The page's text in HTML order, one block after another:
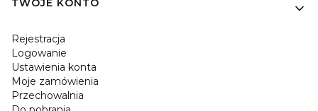
TWOJE KONTO
Rejestracja
Logowanie
Ustawienia konta
Moje zamówienia
Przechowalnia